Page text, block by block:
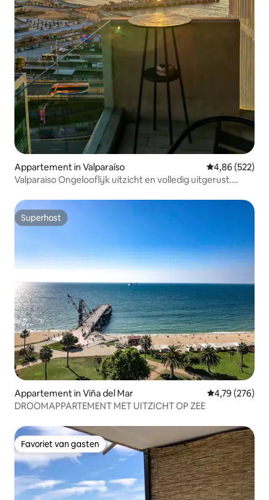
Appartement in Valparaíso Gemiddelde
4,86 (522)
Valparaiso Ongelooflijk uitzicht en volledig uitgerust.
Superhost
Superhost
Appartement in Viña del Mar Gemiddelde
4,79 (276)
DROOMAPPARTEMENT MET UITZICHT OP ZEE
Favoriet van gasten
Favoriet van gasten